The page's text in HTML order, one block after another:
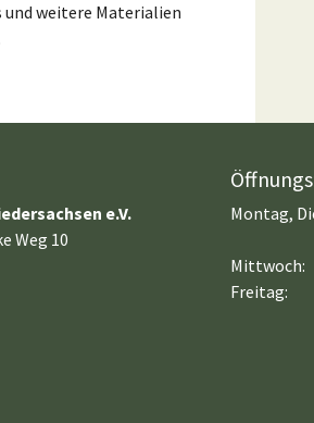
weitere Materialien
e.V.
Weg 10
Montag,
Mittwoch:
Freitag: